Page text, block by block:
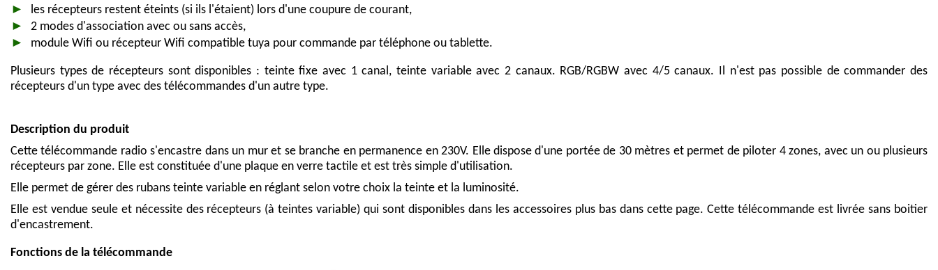
les récepteurs restent éteints (si ils l'étaient) lors d'une coupure de courant,
2 modes d'association avec ou sans accès,
module Wifi ou récepteur Wifi compatible tuya pour commande par téléphone ou tablette.
Plusieurs types de récepteurs sont disponibles : teinte fixe avec 1 canal, teinte variable avec 2 canaux. RGB/RGBW avec 4/5 canaux. Il n'est pas possible de commander des
récepteurs d'un type avec des télécommandes d'un autre type.
Description du produit
Cette télécommande radio s'encastre dans un mur et se branche en permanence en 230V. Elle dispose d'une portée de 30 mètres et permet de piloter 4 zones, avec un ou plusieurs
récepteurs par zone. Elle est constituée d'une plaque en verre tactile et est très simple d'utilisation.
Elle permet de gérer des rubans teinte variable en réglant selon votre choix la teinte et la luminosité.
Elle est vendue seule et nécessite des récepteurs (à teintes variable) qui sont disponibles dans les accessoires plus bas dans cette page. Cette télécommande est livrée sans boitier
d'encastrement.
Fonctions de la télécommande